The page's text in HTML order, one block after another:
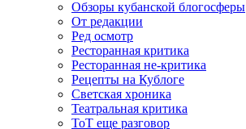
Обзоры кубанской блогосферы
От редакции
Ред осмотр
Ресторанная критика
Ресторанная не-критика
Рецепты на Кублоге
Светская хроника
Театральная критика
ТоТ еще разговор